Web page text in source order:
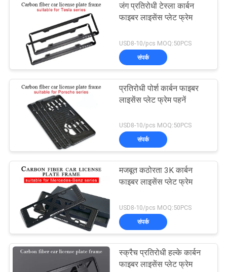
कारखाना
भ्रमण
गुणवत्ता
नियंत्रण
समाचार
NEWS
जंग प्रतिरोधी टेस्ला कार्बन
फाइबर लाइसेंस प्लेट फ्रेम
USD8-10/pcs MOQ:50PCS
संपर्क
प्रतिरोधी पोर्श कार्बन फाइबर
लाइसेंस प्लेट फ्रेम पहनें
USD8-10/pcs MOQ:50PCS
संपर्क
मजबूत कठोरता 3K कार्बन
फाइबर लाइसेंस प्लेट फ्रेम
USD8-10/pcs MOQ:50PCS
संपर्क
स्क्रैच प्रतिरोधी हल्के कार्बन
फाइबर लाइसेंस प्लेट फ्रेम